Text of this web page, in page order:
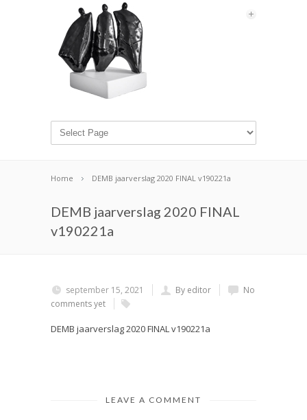
Home DEMB jaarverslag 2020 FINAL v190221a
DEMB jaarverslag 2020 FINAL
v190221a
september 15, 2021 By editor
No
comments yet
DEMB jaarverslag 2020 FINAL v190221a
LEAVE A COMMENT